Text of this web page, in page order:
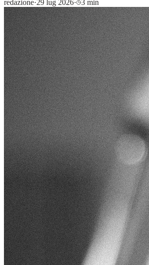
redazione·29 lug 2026· 3 min